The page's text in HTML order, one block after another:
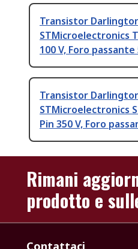
Transistor
STMicroelectronics
100 V, Foro passante
Transistor
STMicroelectronics
Pin 350 V, Foro
Rimani
prodotto e